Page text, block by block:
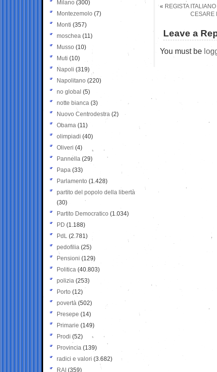
« REGISTA
CESARE
Leave a
You must be
Milano (300)
Montezemolo (7)
Monti (357)
moschea (11)
Musso (10)
Muti (10)
Napoli (319)
Napolitano (220)
no global (5)
notte bianca (3)
Nuovo Centrodestra (2)
Obama (11)
olimpiadi (40)
Oliveri (4)
Pannella (29)
Papa (33)
Parlamento (1.428)
partito del popolo della libertà
(30)
Partito Democratico (1.034)
PD (1.188)
PdL (2.781)
pedofilia (25)
Pensioni (129)
Politica (40.803)
polizia (253)
Porto (12)
povertà (502)
Presepe (14)
Primarie (149)
Prodi (52)
Provincia (139)
radici e valori (3.682)
RAI (359)